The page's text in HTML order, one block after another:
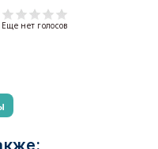
Еще нет голосов